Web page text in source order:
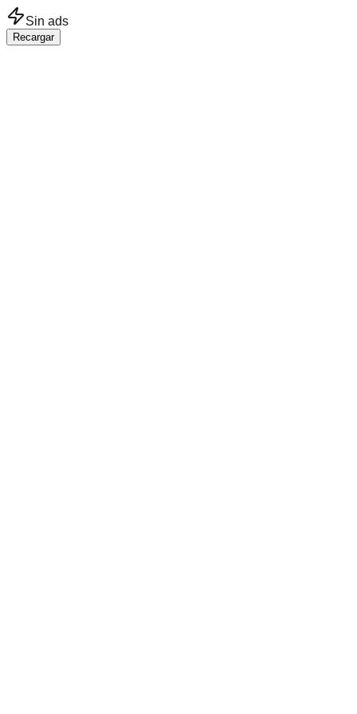
Saltar al contenido principal
Sin ads
Recargar